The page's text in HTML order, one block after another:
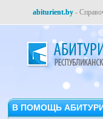
abiturient.by -
В ПОМОЩЬ